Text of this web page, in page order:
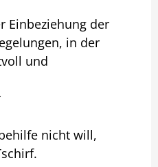
Einbeziehung der
in der
und
nicht will,